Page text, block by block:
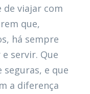
viajar com
que,
há sempre
servir. Que
seguras, e que
a diferença